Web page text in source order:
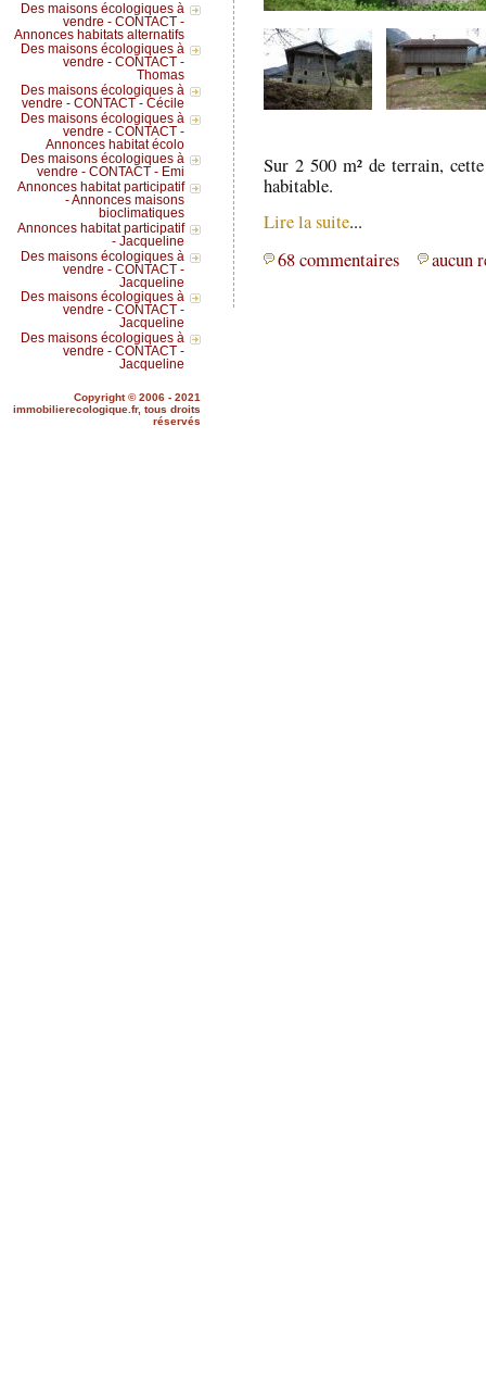
Sur 2 500 m² de terrain,
habitable.
Lire la suite...
68 commentaires
aucun
Des maisons écologiques à
vendre - CONTACT -
Annonces habitats alternatifs
Des maisons écologiques à
vendre - CONTACT -
Thomas
Des maisons écologiques à
vendre - CONTACT - Cécile
Des maisons écologiques à
vendre - CONTACT -
Annonces habitat écolo
Des maisons écologiques à
vendre - CONTACT - Emi
Annonces habitat participatif
- Annonces maisons
bioclimatiques
Annonces habitat participatif
- Jacqueline
Des maisons écologiques à
vendre - CONTACT -
Jacqueline
Des maisons écologiques à
vendre - CONTACT -
Jacqueline
Des maisons écologiques à
vendre - CONTACT -
Jacqueline
Copyright © 2006 - 2021
immobilierecologique.fr, tous droits
réservés